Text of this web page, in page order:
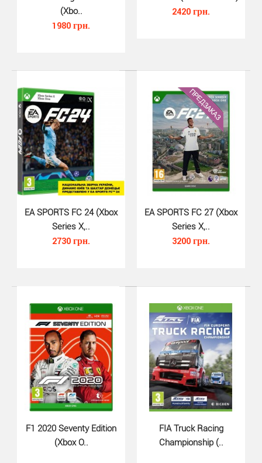
FIFA 23 (Xbox One, русская верс..
FIFA 23 для Xbox One - долгожданная новая часть
легендарного футбольного симулятора от компании EA
NBA 2K23 (Xbox One)..
690 грн.
(Xbo..
1980 грн.
2420 грн.
EA SPORTS FC 24 (Xbox
Series X,..
2730 грн.
EA SPORTS FC 27 (Xbox
Series X,..
3200 грн.
F1 2020 Seventy Edition
(Xbox O..
FIA Truck Racing
Championship (..